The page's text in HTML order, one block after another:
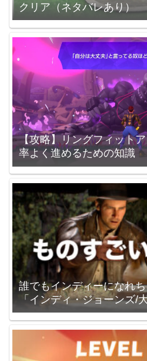
クリア（ネタバレあり）
【攻略】リングフィット
率よく進めるための知識
誰でもインディーになれ
「インディ・ジョーンズ/
いました。